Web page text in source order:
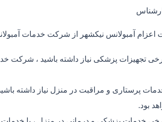
اعزام آمبولانس نیکشهر از شرکت خدمات
تجهیزات پزشکی نیاز داشته باشید ، شرکت
پرستاری و مراقبت در منزل نیاز داشته
بود.